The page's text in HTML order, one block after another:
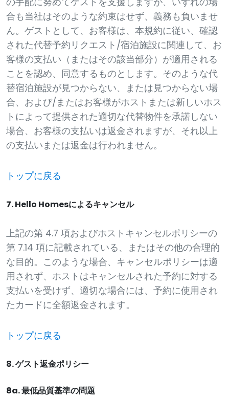
合も当社はそのような約束はせず、義務も負いませ
ん。ゲストとして、お客様は、本規約に従い、確認
された代替予約リクエスト/宿泊施設に関連して、お
客様の支払い（またはその該当部分）が適用される
ことを認め、同意するものとします。そのような代
替宿泊施設が見つからない、または見つからない場
合、および/またはお客様がホストまたは新しいホス
トによって提供された適切な代替物件を承諾しない
場合、お客様の支払いは返金されますが、それ以上
の支払いまたは返金は行われません。
トップに戻る
7. Hello Homesによるキャンセル
上記の第 4.7 項およびホストキャンセルポリシーの
第 7.14 項に記載されている、またはその他の合理的
な目的。このような場合、キャンセルポリシーは適
用されず、ホストはキャンセルされた予約に対する
支払いを受けず、適切な場合には、予約に使用され
たカードに全額返金されます。
トップに戻る
8. ゲスト返金ポリシー
8a. 最低品質基準の問題